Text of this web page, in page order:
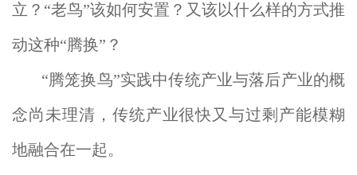
立？“老鸟”该如何安置？又该以什么样的方式推
动这种“腾换”？
“腾笼换鸟”实践中传统产业与落后产业的概
念尚未理清，传统产业很快又与过剩产能模糊
地融合在一起。